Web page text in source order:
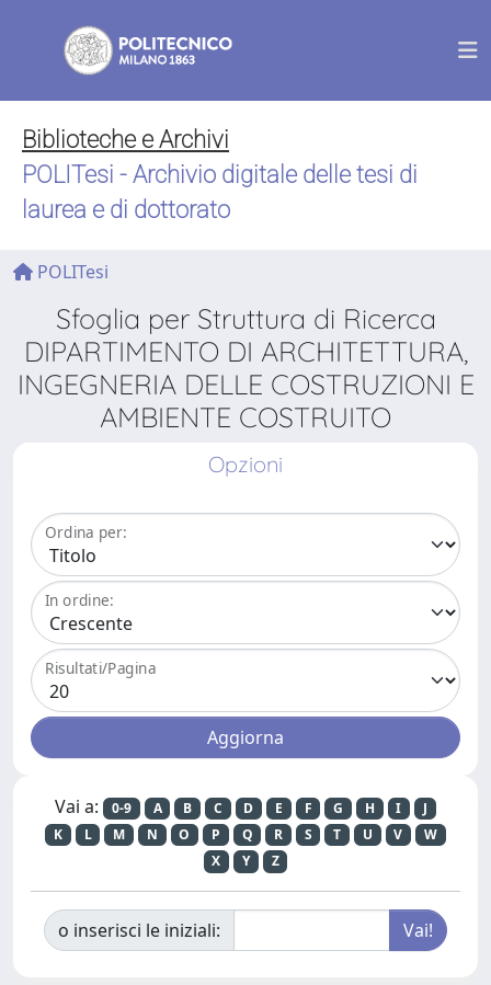
Biblioteche e Archivi
POLITesi - Archivio digitale delle tesi di
laurea e di dottorato
POLITesi
Sfoglia per Struttura di Ricerca
DIPARTIMENTO DI ARCHITETTURA,
INGEGNERIA DELLE COSTRUZIONI E
AMBIENTE COSTRUITO
Opzioni
Ordina per:
In ordine:
Risultati/Pagina
Vai a: 0-9 A B C D E F G H I
J
K
L M N O P Q R S T U V
W
X
Y Z
o inserisci le iniziali: